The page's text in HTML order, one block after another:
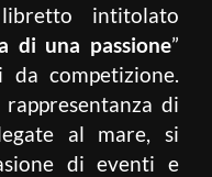
intitolato
di una passione”
competizione.
di
al mare, si
di eventi e